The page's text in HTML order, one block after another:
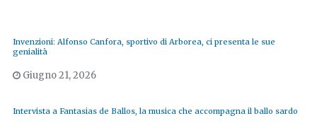
Invenzioni: Alfonso Canfora, sportivo di Arborea, ci presenta le sue
genialità
Giugno 21, 2026
Intervista a Fantasias de Ballos, la musica che accompagna il ballo sardo